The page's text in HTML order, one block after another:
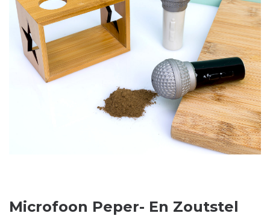
Microfoon Peper- En Zoutstel